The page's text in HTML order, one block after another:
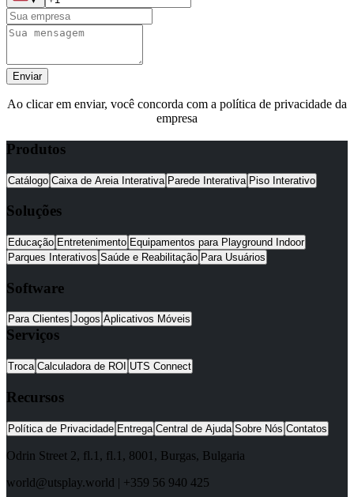
Enviar
Ao clicar em enviar, você concorda com a política de privacidade da
empresa
Produtos
Catálogo Caixa de Areia Interativa Parede Interativa Piso Interativo
Soluções
Educação Entretenimento Equipamentos para Playground Indoor
Parques Interativos Saúde e Reabilitação Para Usuários
Software
Para Clientes Jogos Aplicativos Móveis
Serviços
Troca Calculadora de ROI UTS Connect
Recursos
Política de Privacidade Entrega Central de Ajuda Sobre Nós Contatos
Odrin Street 2, fl.1 , fl.1, 8001 , Burgas, Bulgaria
world@utsplay.world | +359 56 940 425